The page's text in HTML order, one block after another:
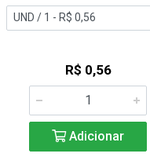
R$ 0,56
Adicionar